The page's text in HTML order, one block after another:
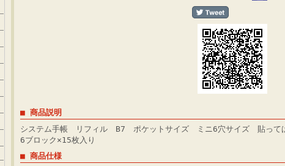
■ 商品説明
システム手帳 リフィル B7 ポケットサイズ ミニ6穴サイズ 貼って
6ブロック×15枚入り
■ 商品仕様